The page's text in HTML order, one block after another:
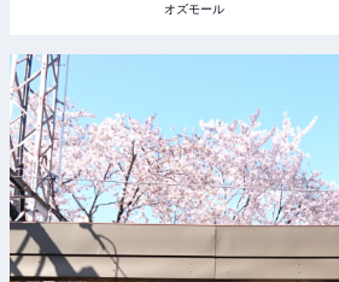
オズモール